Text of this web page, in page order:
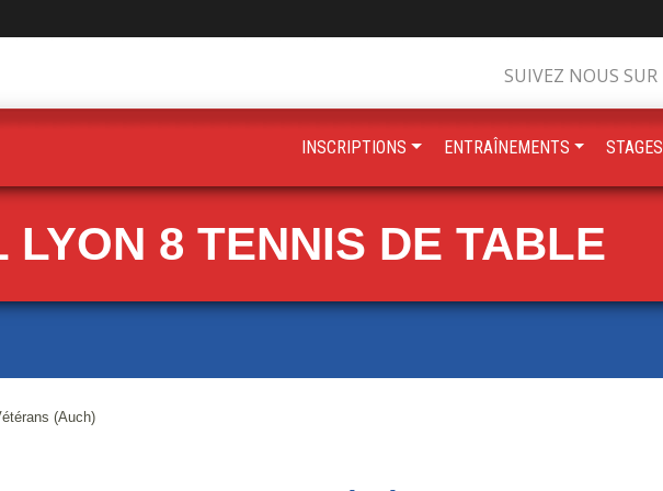
LYON 8 TENNIS DE TABLE
(Auch)
SUIVEZ NOUS SUR
INSCRIPTIONS ENTRAÎNEMENTS STAGES